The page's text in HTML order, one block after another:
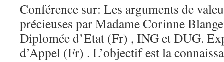
Conférence sur: Les arguments de
précieuses par Madame Corinne
Diplomée d’Etat (Fr) , ING et DUG.
d’Appel (Fr) . L’objectif est la